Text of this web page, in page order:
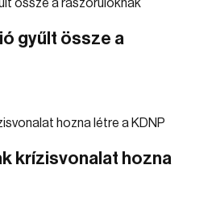
gyűlt össze a
krízisvonalat hozna